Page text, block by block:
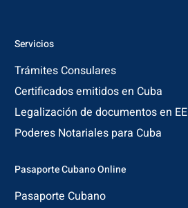
Servicios
Trámites Consulares
Certificados emitidos en Cuba
Legalización de documentos en
Poderes Notariales para Cuba
Pasaporte Cubano Online
Pasaporte Cubano